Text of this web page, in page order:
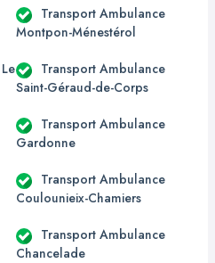
Transport Ambulance
Montpon-Ménestérol
Transport Ambulance
Saint-Géraud-de-Corps
Transport Ambulance
Gardonne
Transport Ambulance
Coulounieix-Chamiers
Transport Ambulance
Chancelade